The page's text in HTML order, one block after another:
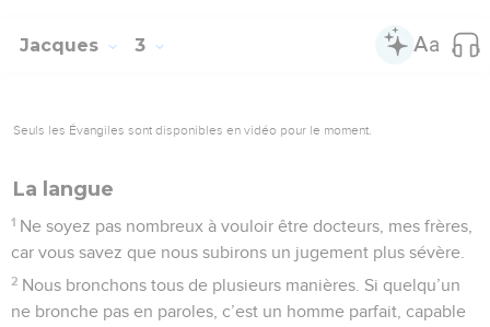
Jacques 3
Seuls les Évangiles sont disponibles en vidéo pour le moment.
La langue
1 Ne soyez pas nombreux à vouloir être docteurs, mes frères,
car vous savez que nous subirons un jugement plus sévère.
2 Nous bronchons tous de plusieurs manières. Si quelqu’un
ne bronche pas en paroles, c’est un homme parfait, capable